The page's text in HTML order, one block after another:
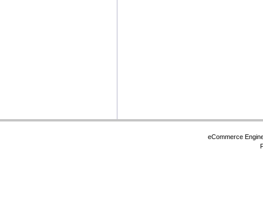
eCommerce